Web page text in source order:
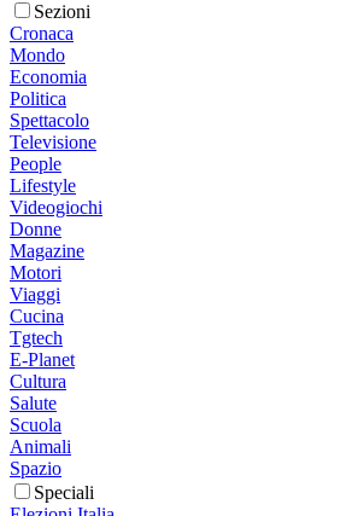
Sezioni
Cronaca
Mondo
Economia
Politica
Spettacolo
Televisione
People
Lifestyle
Videogiochi
Donne
Magazine
Motori
Viaggi
Cucina
Tgtech
E-Planet
Cultura
Salute
Scuola
Animali
Spazio
Speciali